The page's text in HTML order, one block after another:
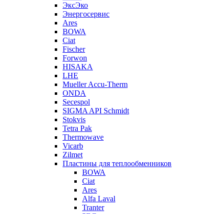
ЭксЭко
Энергосервис
Ares
BOWA
Ciat
Fischer
Forwon
HISAKA
LHE
Mueller Accu-Therm
ONDA
Secespol
SIGMA API Schmidt
Stokvis
Tetra Pak
Thermowave
Vicarb
Zilmet
Пластины для теплообменников
BOWA
Ciat
Ares
Alfa Laval
Tranter